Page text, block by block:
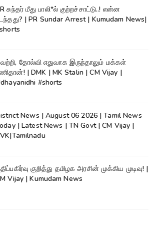
சுந்தர் மீது பாலி*ல் குற்றச்சாட்டு..! என்ன
| PR Sundar Arrest | Kumudam News|
தோல்வி எதுவாக இருந்தாலும் மக்கள்
| DMK | MK Stalin | CM Vijay |
#shorts
News | August 06 2026 | Tamil News
| Latest News | TN Govt | CM Vijay |
குறித்து தமிழக அரசின் முக்கிய முடிவு! |
Vijay | Kumudam News